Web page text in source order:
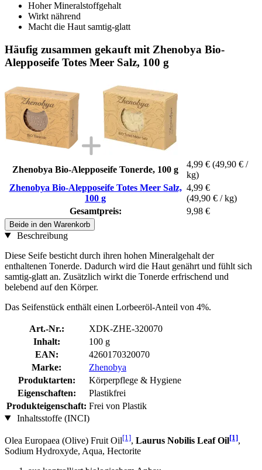
Hoher Mineralstoffgehalt
Wirkt nährend
Macht die Haut samtig-glatt
Häufig zusammen gekauft mit Zhenobya Bio-
Alepposeife Totes Meer Salz, 100 g
Zhenobya Bio-Alepposeife Tonerde, 100 g
4,99 € (49,90 € /
kg)
Zhenobya Bio-Alepposeife Totes Meer Salz,
100 g
4,99 €
(49,90 € / kg)
Gesamtpreis:
9,98 €
Beide in den Warenkorb
Beschreibung
Diese Seife besticht durch ihren hohen Mineralgehalt der
enthaltenen Tonerde. Dadurch wird die Haut genährt und fühlt sich
samtig-glatt an. Zusätzlich wirkt die Tonerde erfrischend und
belebend auf den Körper.
Das Seifenstück enthält einen Lorbeeröl-Anteil von 4%.
Art.-Nr.:
XDK-ZHE-320070
Inhalt:
100 g
EAN:
4260170320070
Marke:
Zhenobya
Produktarten:
Körperpflege & Hygiene
Eigenschaften:
Plastikfrei
Produkteigenschaft: Frei von Plastik
Inhaltsstoffe (INCI)
Olea Europaea (Olive) Fruit Oil[1], Laurus Nobilis Leaf Oil[1],
Sodium Hydroxyde, Aqua, Hectorite